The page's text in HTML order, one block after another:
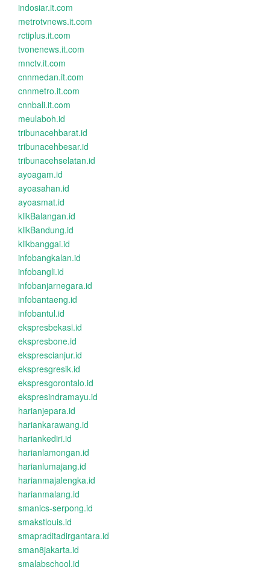
indosiar.it.com
metrotvnews.it.com
rctiplus.it.com
tvonenews.it.com
mnctv.it.com
cnnmedan.it.com
cnnmetro.it.com
cnnbali.it.com
meulaboh.id
tribunacehbarat.id
tribunacehbesar.id
tribunacehselatan.id
ayoagam.id
ayoasahan.id
ayoasmat.id
klikBalangan.id
klikBandung.id
klikbanggai.id
infobangkalan.id
infobangli.id
infobanjarnegara.id
infobantaeng.id
infobantul.id
ekspresbekasi.id
ekspresbone.id
eksprescianjur.id
ekspresgresik.id
ekspresgorontalo.id
ekspresindramayu.id
harianjepara.id
hariankarawang.id
hariankediri.id
harianlamongan.id
harianlumajang.id
harianmajalengka.id
harianmalang.id
smanics-serpong.id
smakstlouis.id
smapraditadirgantara.id
sman8jakarta.id
smalabschool.id